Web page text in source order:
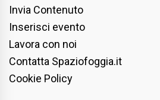
Invia Contenuto
Inserisci evento
Lavora con noi
Contatta Spaziofoggia.it
Cookie Policy